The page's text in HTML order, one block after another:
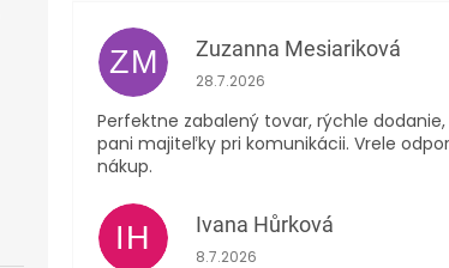
ZM Zuzanna Mesiariková
Hodnocení obchodu je 5 z 5
28.7.2026
Perfektne zabalený tovar, rýchle
pani majiteľky pri komunikácii. Vrele
nákup.
IH Ivana Hůrková
Hodnocení obchodu je 5 z 5
8.7.2026